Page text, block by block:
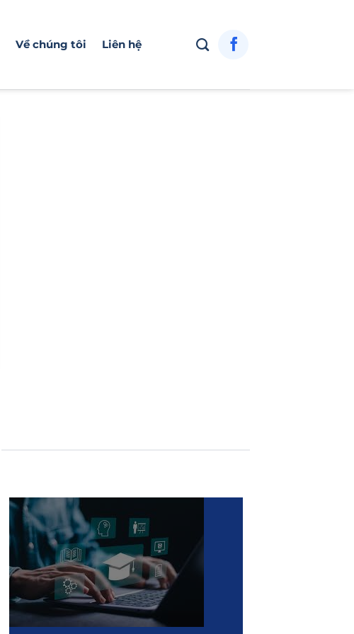
Về chúng tôi Liên hệ